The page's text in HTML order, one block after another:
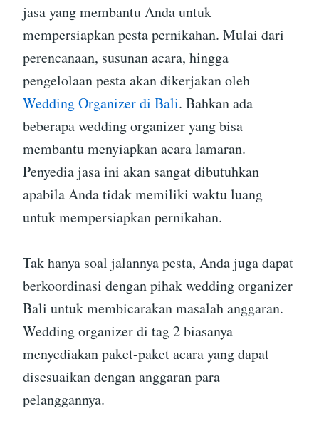
jasa yang membantu Anda untuk
mempersiapkan pesta pernikahan. Mulai dari
perencanaan, susunan acara, hingga
pengelolaan pesta akan dikerjakan oleh
Wedding Organizer di Bali. Bahkan ada
beberapa wedding organizer yang bisa
membantu menyiapkan acara lamaran.
Penyedia jasa ini akan sangat dibutuhkan
apabila Anda tidak memiliki waktu luang
untuk mempersiapkan pernikahan.
Tak hanya soal jalannya pesta, Anda juga dapat
berkoordinasi dengan pihak wedding organizer
Bali untuk membicarakan masalah anggaran.
Wedding organizer di tag 2 biasanya
menyediakan paket-paket acara yang dapat
disesuaikan dengan anggaran para
pelanggannya.